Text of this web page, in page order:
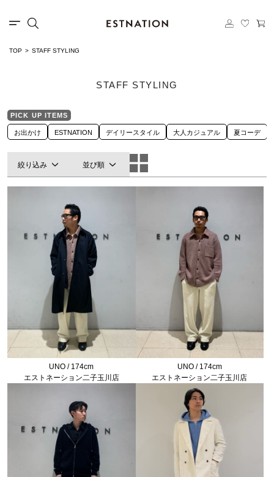
TOP STAFF STYLING
STAFF STYLING
PICK UP ITEMS
お出かけ ESTNATION デイリースタイル 大人カジュアル 夏コーデ
絞り込み 並び順
UNO / 174cm
エストネーション二子玉川店
UNO / 174cm
エストネーション二子玉川店